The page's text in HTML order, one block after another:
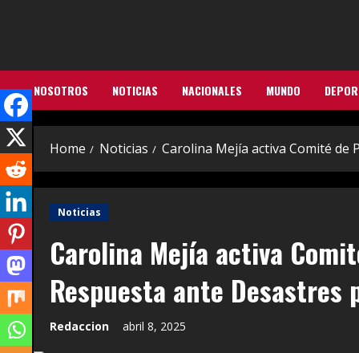
NOSOTROS NOTICIAS NACIONALES MUNDO
Home Noticias Carolina Mejía activa Comité de
Noticias
Carolina Mejía activa
Respuesta ante Desastres
Redaccion abril 8, 2025